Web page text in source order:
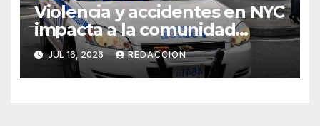
Violencia y accidentes en NYC
impacta a la comunidad
dominicana
JUL 16, 2026 REDACCION